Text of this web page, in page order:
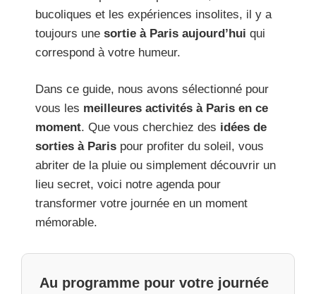
bucoliques et les expériences insolites, il y a
toujours une sortie à Paris aujourd’hui qui
correspond à votre humeur.
Dans ce guide, nous avons sélectionné pour
vous les meilleures activités à Paris en ce
moment. Que vous cherchiez des idées de
sorties à Paris pour profiter du soleil, vous
abriter de la pluie ou simplement découvrir un
lieu secret, voici notre agenda pour
transformer votre journée en un moment
mémorable.
Au programme pour votre journée